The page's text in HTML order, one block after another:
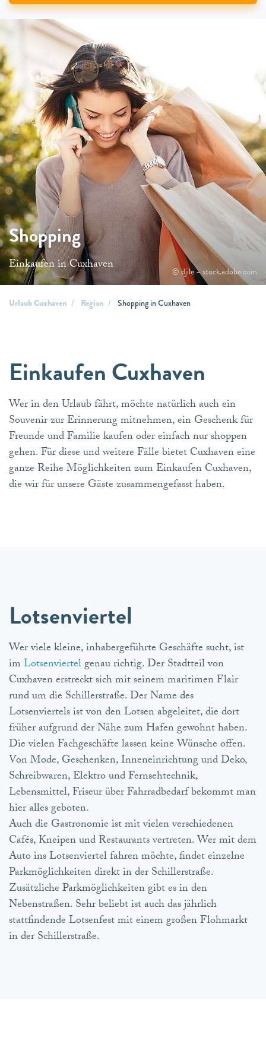
© djile – stock.adobe.com
Shopping
Einkaufen in Cuxhaven
Urlaub Cuxhaven Region Shopping in Cuxhaven
Einkaufen Cuxhaven
Wer in den Urlaub fährt, möchte natürlich auch ein
Souvenir zur Erinnerung mitnehmen, ein Geschenk für
Freunde und Familie kaufen oder einfach nur shoppen
gehen. Für diese und weitere Fälle bietet Cuxhaven eine
ganze Reihe Möglichkeiten zum Einkaufen Cuxhaven,
die wir für unsere Gäste zusammengefasst haben.
Lotsenviertel
Wer viele kleine, inhabergeführte Geschäfte sucht, ist
imLotsenviertelgenau richtig. Der Stadtteil von
Cuxhaven erstreckt sich mit seinem maritimen Flair
rund um die Schillerstraße. Der Name des
Lotsenviertels ist von den Lotsen abgeleitet, die dort
früher aufgrund der Nähe zum Hafen gewohnt haben.
Die vielen Fachgeschäfte lassen keine Wünsche offen.
Von Mode, Geschenken, Inneneinrichtung und Deko,
Schreibwaren, Elektro und Fernsehtechnik,
Lebensmittel, Friseur über Fahrradbedarf bekommt man
hier alles geboten.
Auch die Gastronomie ist mit vielen verschiedenen
Cafés, Kneipen und Restaurants vertreten. Wer mit dem
Auto ins Lotsenviertel fahren möchte, findet einzelne
Parkmöglichkeiten direkt in der Schillerstraße.
Zusätzliche Parkmöglichkeiten gibt es in den
Nebenstraßen. Sehr beliebt ist auch das jährlich
stattfindende Lotsenfest mit einem großen Flohmarkt
in der Schillerstraße.